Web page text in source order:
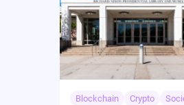
Blockchain Crypto